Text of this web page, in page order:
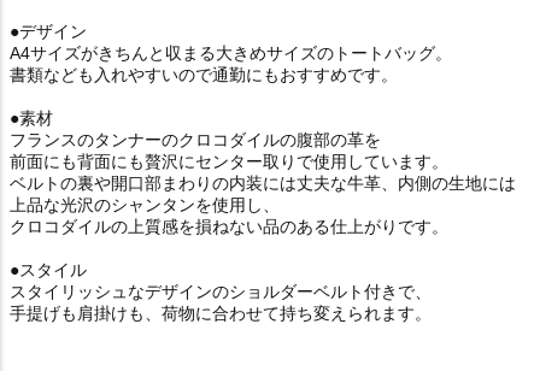
●デザイン
A4サイズがきちんと収まる大きめサイズのトートバッグ。
書類なども入れやすいので通勤にもおすすめです。
●素材
フランスのタンナーのクロコダイルの腹部の革を
前面にも背面にも贅沢にセンター取りで使用しています。
ベルトの裏や開口部まわりの内装には丈夫な牛革、内側の生地には
上品な光沢のシャンタンを使用し、
クロコダイルの上質感を損ねない品のある仕上がりです。
●スタイル
スタイリッシュなデザインのショルダーベルト付きで、
手提げも肩掛けも、荷物に合わせて持ち変えられます。